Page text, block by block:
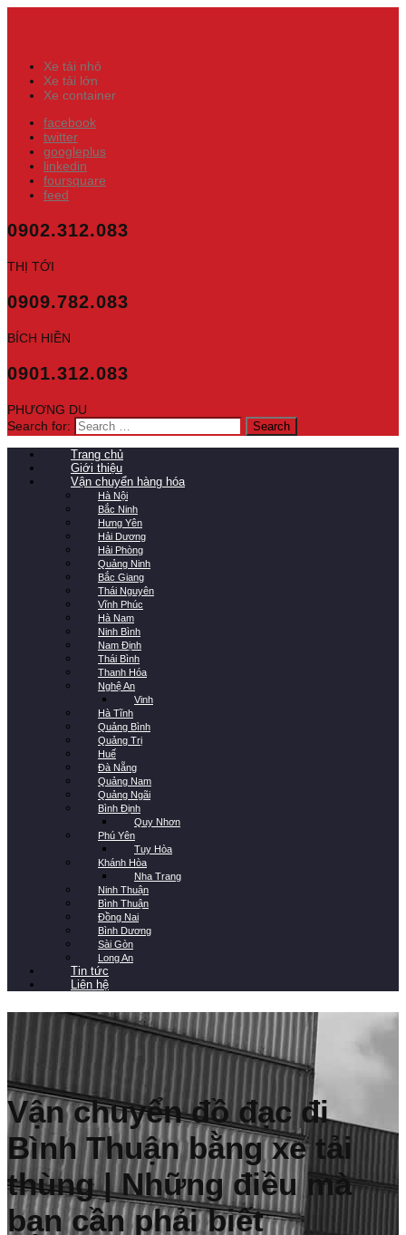
Xe tải nhỏ
Xe tải lớn
Xe container
facebook
twitter
googleplus
linkedin
foursquare
feed
0902.312.083
THỊ TỚI
0909.782.083
BÍCH HIỀN
0901.312.083
PHƯƠNG DU
Search for:
Trang chủ
Giới thiệu
Vận chuyển hàng hóa
Hà Nội
Bắc Ninh
Hưng Yên
Hải Dương
Hải Phòng
Quảng Ninh
Bắc Giang
Thái Nguyên
Vĩnh Phúc
Hà Nam
Ninh Bình
Nam Định
Thái Bình
Thanh Hóa
Nghệ An
Vinh
Hà Tĩnh
Quảng Bình
Quảng Trị
Huế
Đà Nẵng
Quảng Nam
Quảng Ngãi
Bình Định
Quy Nhơn
Phú Yên
Tuy Hòa
Khánh Hòa
Nha Trang
Ninh Thuận
Bình Thuận
Đồng Nai
Bình Dương
Sài Gòn
Long An
Tin tức
Liên hệ
Vận chuyển đồ đạc đi
Bình Thuận bằng xe tải
thùng | Những điều mà
bạn cần phải biết